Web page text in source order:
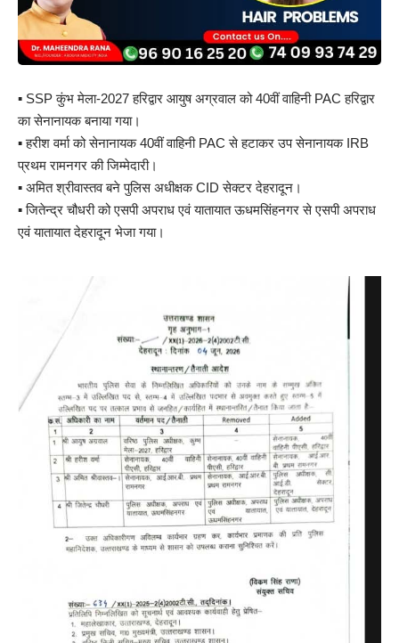
▪️ SSP कुंभ मेला-2027 हरिद्वार आयुष अग्रवाल को 40वीं वाहिनी PAC हरिद्वार
का सेनानायक बनाया गया।
▪️ हरीश वर्मा को सेनानायक 40वीं वाहिनी PAC से हटाकर उप सेनानायक IRB
प्रथम रामनगर की जिम्मेदारी।
▪️ अमित श्रीवास्तव बने पुलिस अधीक्षक CID सेक्टर देहरादून।
▪️ जितेन्द्र चौधरी को एसपी अपराध एवं यातायात ऊधमसिंहनगर से एसपी अपराध
एवं यातायात देहरादून भेजा गया।